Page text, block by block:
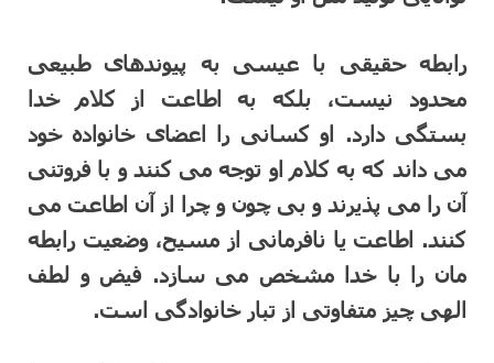
رابطه حقیقی با عیسی به پیوندهای طبیعی
محدود نیست، بلکه به اطاعت از کلام خدا
بستگی دارد. او کسانی را اعضای خانواده خود
می داند که به کلام او توجه می کنند و با فروتنی
آن را می پذیرند و بی چون و چرا از آن اطاعت می
کنند. اطاعت یا نافرمانی از مسیح، وضعیت رابطه
مان را با خدا مشخص می سازد. فیض و لطف
الهی چیز متفاوتی از تبار خانوادگی است.